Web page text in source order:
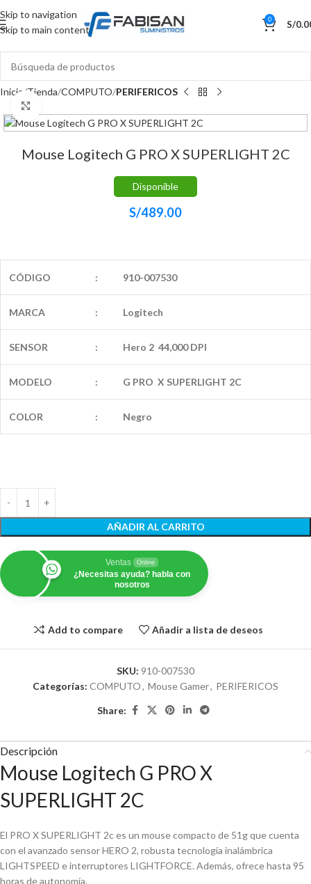
Skip to navigation
Skip to main content
0 S/
Inicio Tienda COMPUTO PERIFERICOS
Mouse Logitech G PRO X SUPERLIGHT 2C
Disponible
S/489.00
CÓDIGO : 910-007530
MARCA : Logitech
SENSOR : Hero 2 44,000 DPI
MODELO : G PRO X SUPERLIGHT 2C
COLOR : Negro
AÑADIR AL CARRITO
Ventas Online
¿Necesitas ayuda? habla con
nosotros
Add to compare Añadir a lista de deseos
SKU: 910-007530
Categorías: COMPUTO, Mouse Gamer, PERIFERICOS
Share:
Descripción
Mouse Logitech G PRO X
SUPERLIGHT 2C
El PRO X SUPERLIGHT 2c es un mouse compacto de 51g que cuenta
con el avanzado sensor HERO 2, robusta tecnología inalámbrica
LIGHTSPEED e interruptores LIGHTFORCE. Además, ofrece hasta 95
horas de autonomía.